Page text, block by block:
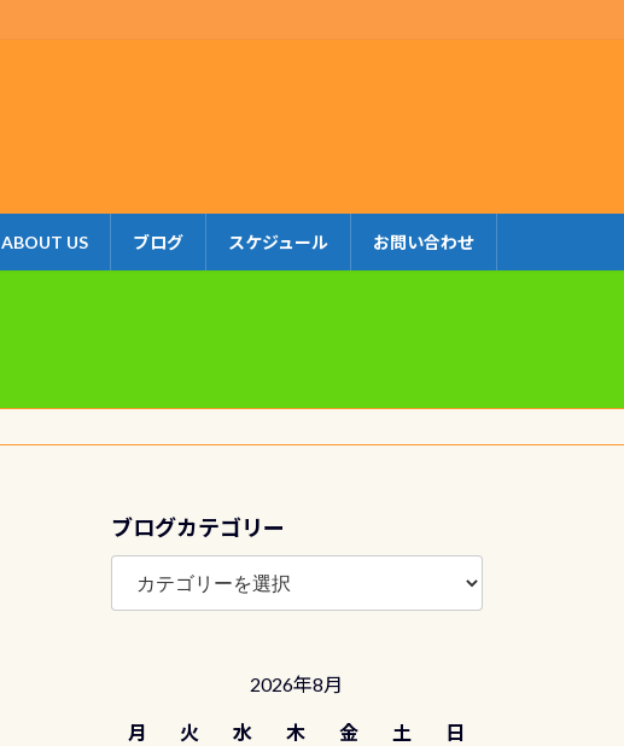
ABOUT US ブログ スケジュール お問い合わせ
ブログカテゴリー
ブ
グ
2026年8月
月 火 水 木 金 土
日